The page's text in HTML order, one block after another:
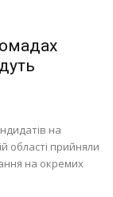
на
області прийняли
на окремих